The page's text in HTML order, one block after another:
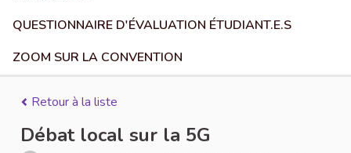
QUESTIONNAIRE D'ÉVALUATION ÉTUDIANT.E.S
ZOOM SUR LA CONVENTION
Retour à la liste
Débat local sur la 5G